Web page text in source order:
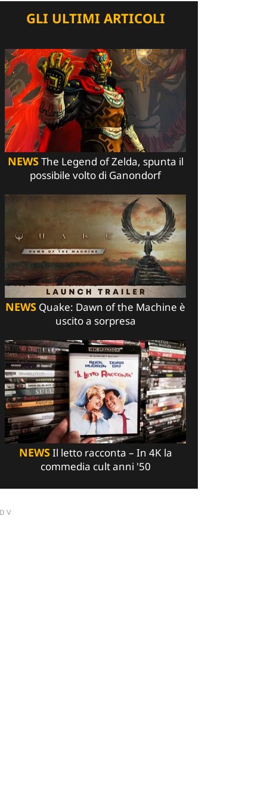
GLI ULTIMI ARTICOLI
NEWSThe Legend of Zelda, spunta il
possibile volto di Ganondorf
NEWS Quake: Dawn of the Machine è
uscito a sorpresa
NEWSIl letto racconta – In 4K la
commedia cult anni '50